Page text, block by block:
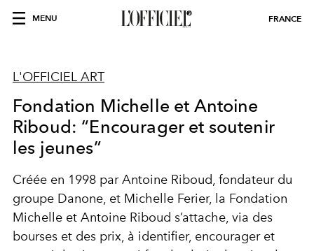
MENU FRANCE
L'OFFICIEL ART
Fondation Michelle et Antoine
Riboud: “Encourager et soutenir
les jeunes”
Créée en 1998 par Antoine Riboud, fondateur du
groupe Danone, et Michelle Ferier, la Fondation
Michelle et Antoine Riboud s’attache, via des
bourses et des prix, à identifier, encourager et